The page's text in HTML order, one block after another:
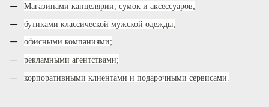
Магазинами канцелярии, сумок и аксессуаров;
бутиками классической мужской одежды;
офисными компаниями;
рекламными агентствами;
корпоративными клиентами и подарочными сервисами.